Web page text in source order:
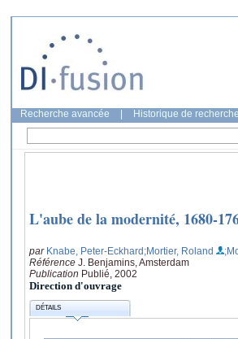
Recherche avancée Historique de recherche
L'aube de la modernité, 1680-
par Knabe, Peter-Eckhard;Mortier, Roland
Référence J. Benjamins, Amsterdam
Publication Publié, 2002
Direction d'ouvrage
DÉTAILS